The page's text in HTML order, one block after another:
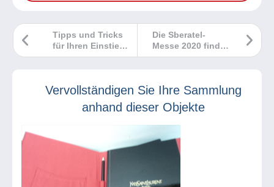
Die Sberatel-
Messe 2020 findet
statt!
Tipps und Tricks
für Ihren Einstieg
in die Philatelie
Vervollständigen Sie Ihre Sammlung
anhand dieser Objekte